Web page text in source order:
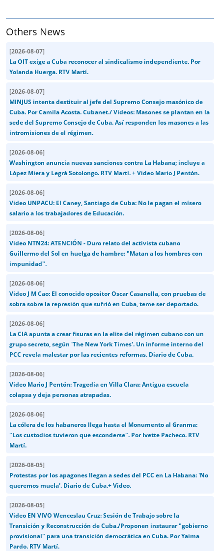
Others News
[2026-08-07]
La OIT exige a Cuba reconocer al sindicalismo independiente. Por
Yolanda Huerga. RTV Martí.
[2026-08-07]
MINJUS intenta destituir al jefe del Supremo Consejo masónico de
Cuba. Por Camila Acosta. Cubanet./ Videos: Masones se plantan en la
sede del Supremo Consejo de Cuba. Así responden los masones a las
intromisiones de el régimen.
[2026-08-06]
Washington anuncia nuevas sanciones contra La Habana; incluye a
López Miera y Legrá Sotolongo. RTV Martí. + Video Mario J Pentón.
[2026-08-06]
Video UNPACU: El Caney, Santiago de Cuba: No le pagan el mísero
salario a los trabajadores de Educación.
[2026-08-06]
Video NTN24: ATENCIÓN - Duro relato del activista cubano
Guillermo del Sol en huelga de hambre: "Matan a los hombres con
impunidad".
[2026-08-06]
Video J M Cao: El conocido opositor Oscar Casanella, con pruebas de
sobra sobre la represión que sufrió en Cuba, teme ser deportado.
[2026-08-06]
La CIA apunta a crear fisuras en la elite del régimen cubano con un
grupo secreto, según 'The New York Times'. Un informe interno del
PCC revela malestar por las recientes reformas. Diario de Cuba.
[2026-08-06]
Video Mario J Pentón: Tragedia en Villa Clara: Antigua escuela
colapsa y deja personas atrapadas.
[2026-08-06]
La cólera de los habaneros llega hasta el Monumento al Granma:
"Los custodios tuvieron que esconderse". Por Ivette Pacheco. RTV
Martí.
[2026-08-05]
Protestas por los apagones llegan a sedes del PCC en La Habana: 'No
queremos muela'. Diario de Cuba.+ Video.
[2026-08-05]
Video EN VIVO Wenceslau Cruz: Sesión de Trabajo sobre la
Transición y Reconstrucción de Cuba./Proponen instaurar "gobierno
provisional" para una transición democrática en Cuba. Por Yaima
Pardo. RTV Martí.